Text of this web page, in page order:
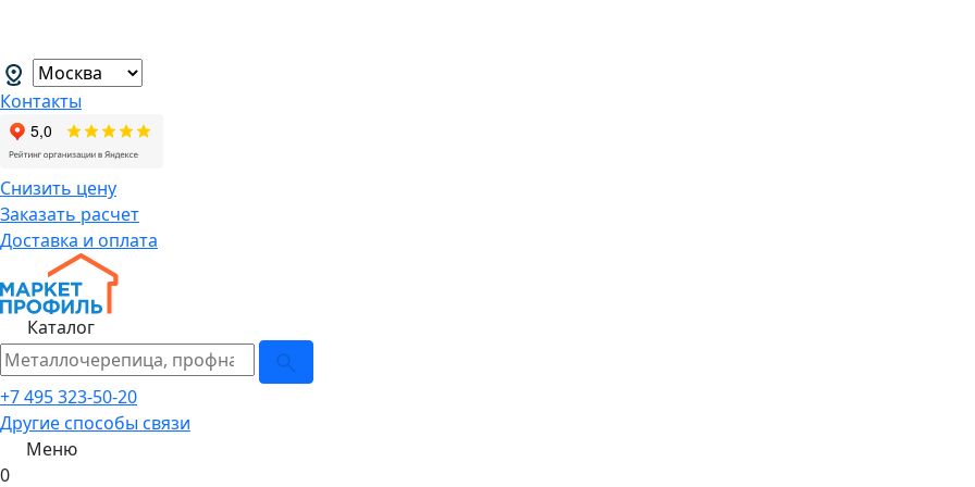
Контакты
Снизить цену
Заказать расчет
Доставка и оплата
Каталог
+7 495 323-50-20
Другие способы связи
Меню
0